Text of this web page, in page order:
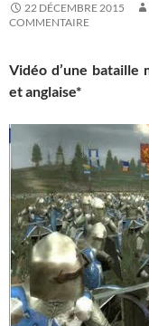
22 DÉCEMBRE 2015
COMMENTAIRE
Vidéo d’une bataille
et anglaise*